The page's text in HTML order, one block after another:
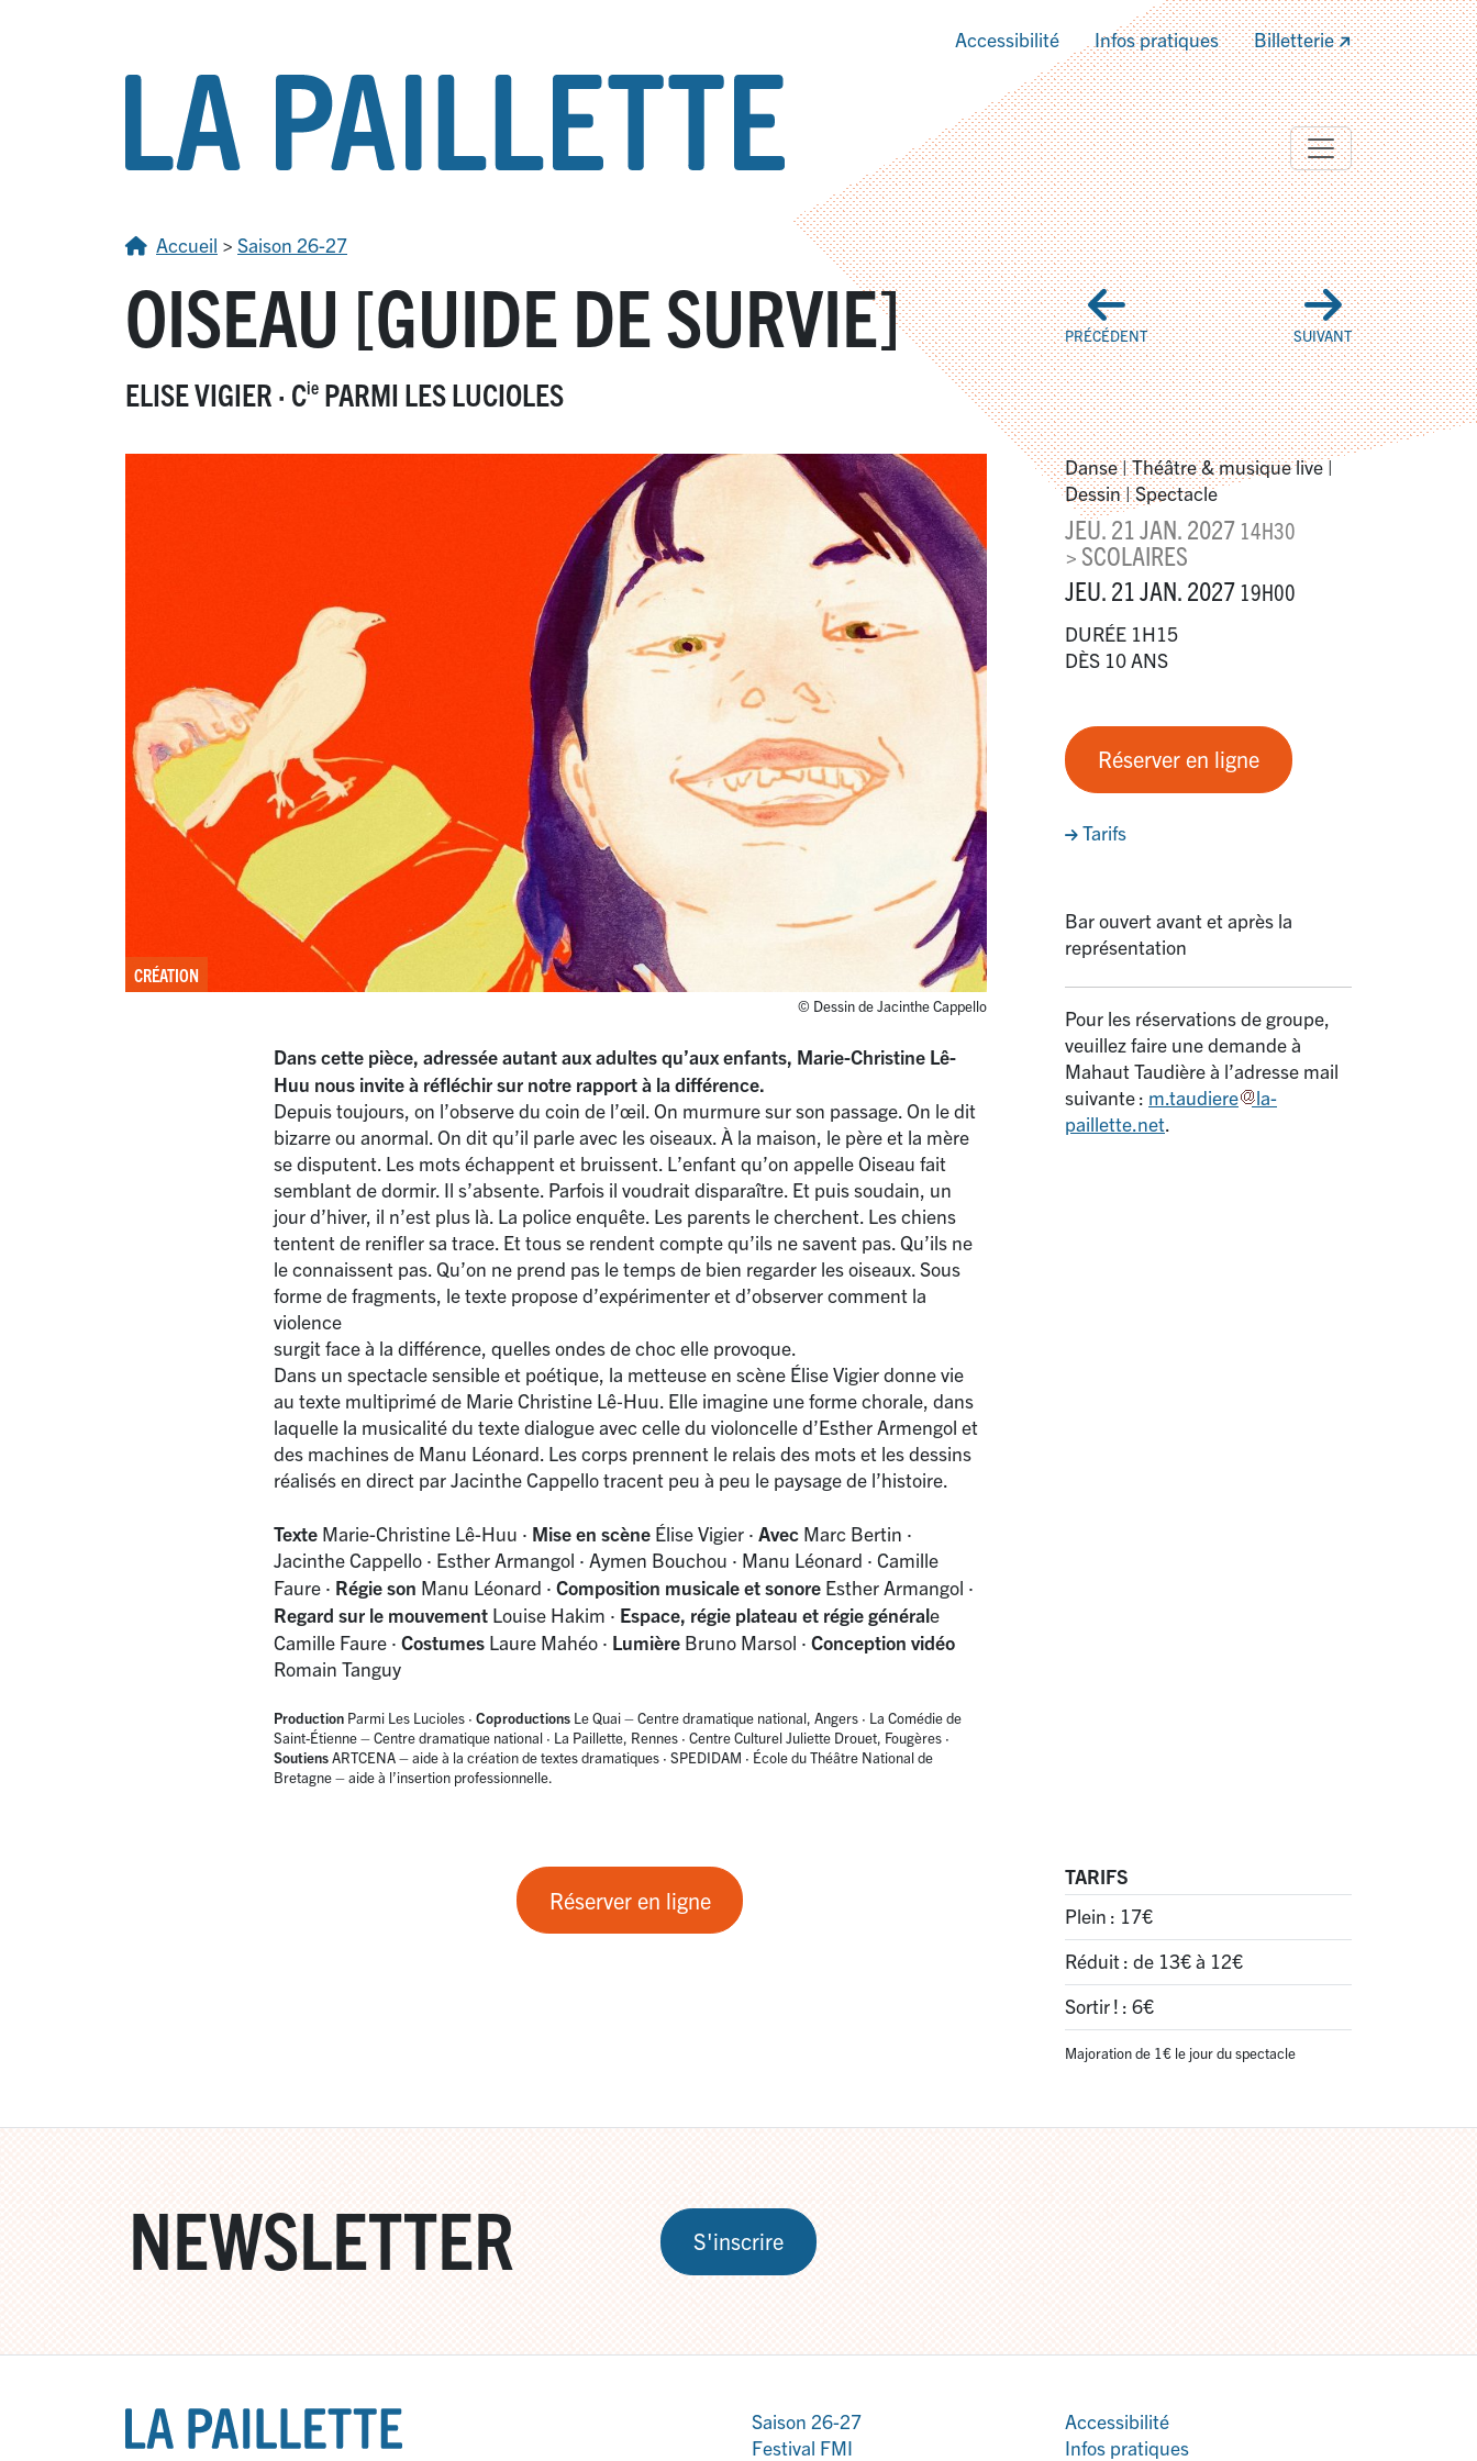
Accessibilité Infos pratiques Billetterie
Accueil > Saison 26-27
OISEAU [GUIDE DE SURVIE]
ELISE VIGIER · Cie PARMI LES LUCIOLES
PRÉCÉDENT SUIVANT
CRÉATION
© Dessin de Jacinthe Cappello
Dans cette pièce, adressée autant aux adultes qu’aux enfants, Marie-Christine Lê-
Huu nous invite à réfléchir sur notre rapport à la différence.
Depuis toujours, on l’observe du coin de l’œil. On murmure sur son passage. On le dit
bizarre ou anormal. On dit qu’il parle avec les oiseaux. À la maison, le père et la mère
se disputent. Les mots échappent et bruissent. L’enfant qu’on appelle Oiseau fait
semblant de dormir. Il s’absente. Parfois il voudrait disparaître. Et puis soudain, un
jour d’hiver, il n’est plus là. La police enquête. Les parents le cherchent. Les chiens
tentent de renifler sa trace. Et tous se rendent compte qu’ils ne savent pas. Qu’ils ne
le connaissent pas. Qu’on ne prend pas le temps de bien regarder les oiseaux. Sous
forme de fragments, le texte propose d’expérimenter et d’observer comment la
violence
surgit face à la différence, quelles ondes de choc elle provoque.
Dans un spectacle sensible et poétique, la metteuse en scène Élise Vigier donne vie
au texte multiprimé de Marie Christine Lê‑Huu. Elle imagine une forme chorale, dans
laquelle la musicalité du texte dialogue avec celle du violoncelle d’Esther Armengol et
des machines de Manu Léonard. Les corps prennent le relais des mots et les dessins
réalisés en direct par Jacinthe Cappello tracent peu à peu le paysage de l’histoire.
Texte Marie-Christine Lê-Huu · Mise en scèneÉlise Vigier · Avec Marc Bertin ·
Jacinthe Cappello · Esther Armangol · Aymen Bouchou · Manu Léonard · Camille
Faure · Régie son Manu Léonard · Composition musicale et sonoreEsther Armangol ·
Regard sur le mouvementLouise Hakim · Espace, régie plateau et régie générale
Camille Faure · Costumes Laure Mahéo · Lumière Bruno Marsol · Conception vidéo
Romain Tanguy
Production Parmi Les Lucioles · Coproductions Le Quai – Centre dramatique national, Angers · La Comédie de
Saint-Étienne – Centre dramatique national · La Paillette, Rennes · Centre Culturel Juliette Drouet, Fougères ·
SoutiensARTCENA – aide à la création de textes dramatiques · SPEDIDAM · École du Théâtre National de
Bretagne – aide à l’insertion professionnelle.
Danse | Théâtre & musique live |
Dessin | Spectacle
JEU. 21 JAN. 2027 14H30
> SCOLAIRES
JEU. 21 JAN. 2027 19H00
DURÉE 1H15
DÈS 10 ANS
Réserver en ligne
Tarifs
Bar ouvert avant et après la
représentation
Pour les réservations de groupe,
veuillez faire une demande à
Mahaut Taudière à l’adresse mail
suivante : m.taudiere
la-
paillette.net.
Réserver en ligne
TARIFS
Plein : 17€
Réduit : de 13€ à 12€
Sortir! : 6€
Majoration de 1€ le jour du spectacle
NEWSLETTER S'inscrire
Saison 26-27
Festival FMI
Accessibilité
Infos pratiques